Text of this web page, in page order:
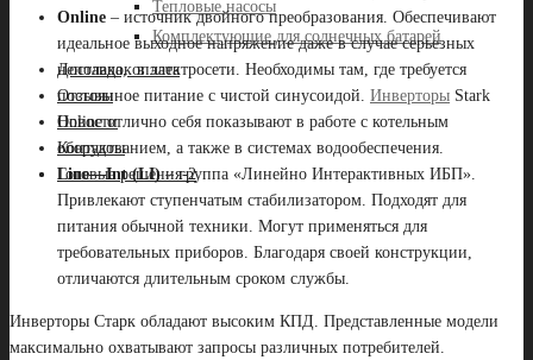
Тепловые насосы
Комплектующие для солнечных батарей
Доставка, оплата
Отзывы
Новости
Контакты
Готовые решения-2
Online – источник двойного преобразования. Обеспечивают
идеальное выходное напряжение даже в случае серьезных
неполадок в электросети. Необходимы там, где требуется
постоянное питание с чистой синусоидой. Инверторы Stark
Online отлично себя показывают в работе с котельным
оборудованием, а также в системах водообеспечения.
Line—Int(LI)– группа «Линейно Интерактивных ИБП».
Привлекают ступенчатым стабилизатором. Подходят для
питания обычной техники. Могут применяться для
требовательных приборов. Благодаря своей конструкции,
отличаются длительным сроком службы.
Инверторы Старк обладают высоким КПД. Представленные модели
максимально охватывают запросы различных потребителей.